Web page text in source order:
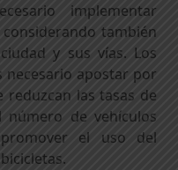
implementar
también
y sus vías. Los
necesario apostar por
reduzcan las tasas de
número de vehículos
el uso del